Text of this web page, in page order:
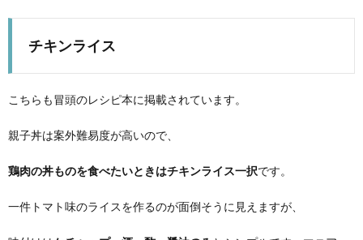
チキンライス
こちらも冒頭のレシピ本に掲載されています。
親子丼は案外難易度が高いので、
鶏肉の丼ものを食べたいときはチキンライス一択です。
一件トマト味のライスを作るのが面倒そうに見えますが、